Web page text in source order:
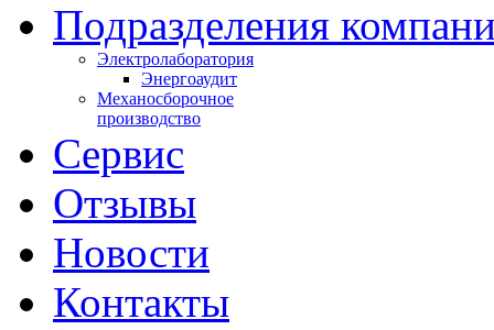
Подразделения
Электролаборатория
Энергоаудит
Механосборочное
производство
Сервис
Отзывы
Новости
Контакты